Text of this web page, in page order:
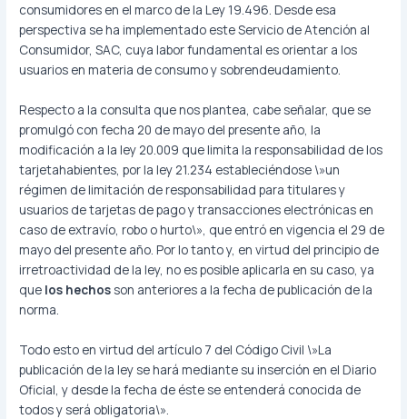
consumidores en el marco de la Ley 19.496. Desde esa
perspectiva se ha implementado este Servicio de Atención al
Consumidor, SAC, cuya labor fundamental es orientar a los
usuarios en materia de consumo y sobrendeudamiento.
Respecto a la consulta que nos plantea, cabe señalar, que se
promulgó con fecha 20 de mayo del presente año, la
modificación a la ley 20.009 que limita la responsabilidad de los
tarjetahabientes, por la ley 21.234 estableciéndose \»un
régimen de limitación de responsabilidad para titulares y
usuarios de tarjetas de pago y transacciones electrónicas en
caso de extravío, robo o hurto\», que entró en vigencia el 29 de
mayo del presente año. Por lo tanto y, en virtud del principio de
irretroactividad de la ley, no es posible aplicarla en su caso, ya
que los hechos son anteriores a la fecha de publicación de la
norma.
Todo esto en virtud del artículo 7 del Código Civil \»La
publicación de la ley se hará mediante su inserción en el Diario
Oficial, y desde la fecha de éste se entenderá conocida de
todos y será obligatoria\».